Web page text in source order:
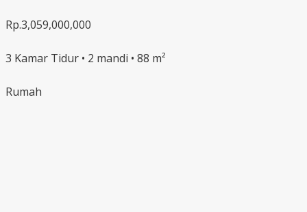
Rp.3,059,000,000
3 Kamar Tidur • 2 mandi • 88 m²
Rumah